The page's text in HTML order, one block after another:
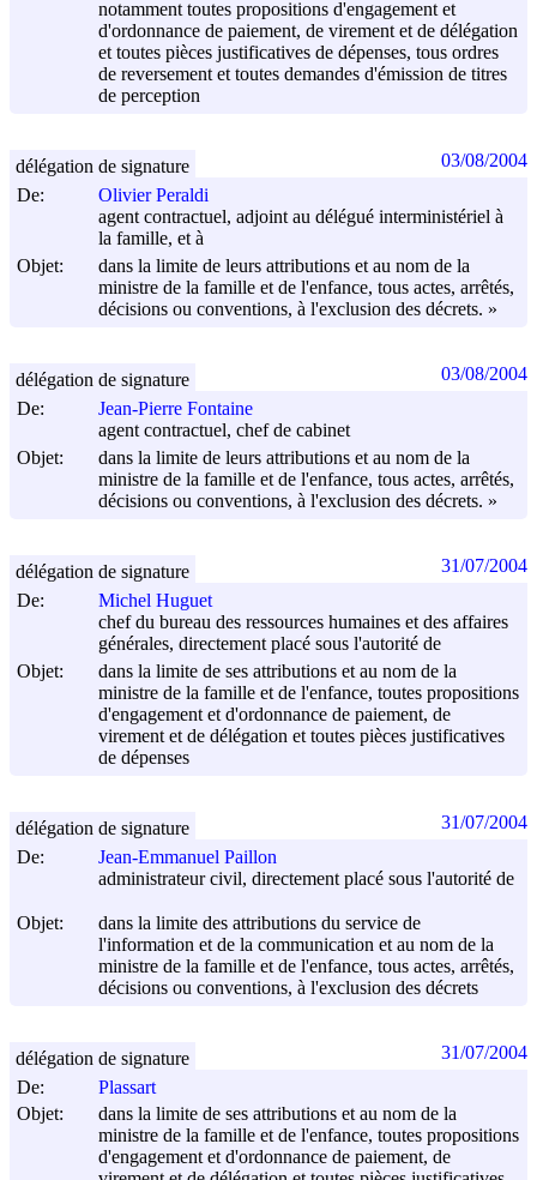
notamment toutes propositions d'engagement et
d'ordonnance de paiement, de virement et de délégation
et toutes pièces justificatives de dépenses, tous ordres
de reversement et toutes demandes d'émission de titres
de perception
De:
Olivier Peraldi
agent contractuel, adjoint au délégué interministériel à
la famille, et à
Objet:
dans la limite de leurs attributions et au nom de la
ministre de la famille et de l'enfance, tous actes, arrêtés,
décisions ou conventions, à l'exclusion des décrets. »
délégation de signature 03/08/2004
De:
Jean-Pierre Fontaine
agent contractuel, chef de cabinet
Objet:
dans la limite de leurs attributions et au nom de la
ministre de la famille et de l'enfance, tous actes, arrêtés,
décisions ou conventions, à l'exclusion des décrets. »
délégation de signature 03/08/2004
De:
Michel Huguet
chef du bureau des ressources humaines et des affaires
générales, directement placé sous l'autorité de
Objet:
dans la limite de ses attributions et au nom de la
ministre de la famille et de l'enfance, toutes propositions
d'engagement et d'ordonnance de paiement, de
virement et de délégation et toutes pièces justificatives
de dépenses
délégation de signature 31/07/2004
De:
Jean-Emmanuel Paillon
administrateur civil, directement placé sous l'autorité de
Objet:
dans la limite des attributions du service de
l'information et de la communication et au nom de la
ministre de la famille et de l'enfance, tous actes, arrêtés,
décisions ou conventions, à l'exclusion des décrets
délégation de signature 31/07/2004
De:
Plassart
Objet:
dans la limite de ses attributions et au nom de la
ministre de la famille et de l'enfance, toutes propositions
d'engagement et d'ordonnance de paiement, de
délégation de signature 31/07/2004